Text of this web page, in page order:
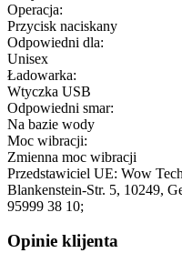
Operacja:
Przycisk naciskany
Odpowiedni dla:
Unisex
Ładowarka:
Wtyczka USB
Odpowiedni smar:
Na bazie wody
Moc wibracji:
Zmienna moc wibracji
Przedstawiciel UE: Wow
Blankenstein-Str. 5, 10249,
95999 38 10;
Opinie klijenta